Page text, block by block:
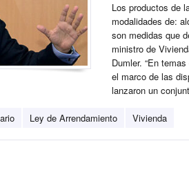
Los productos de
modalidades de:
son medidas que
ministro de
Dumler. “En
el marco de las
lanzaron un
Ley de Arrendamiento Vivienda